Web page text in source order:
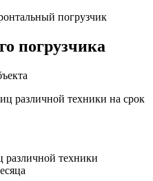
погрузчик
погрузчика
различной техники на срок
различной техники